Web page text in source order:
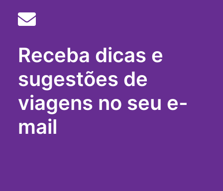
bus
Receba dicas e
sugestões de
viagens no seu e-
mail